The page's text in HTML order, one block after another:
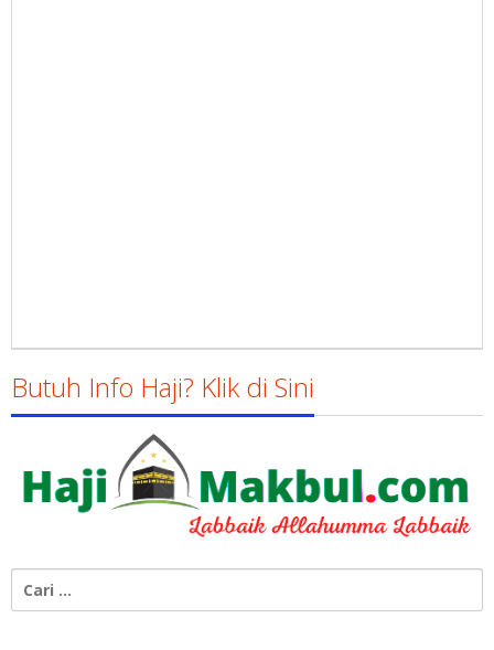
Butuh Info Haji? Klik di Sini
untuk: